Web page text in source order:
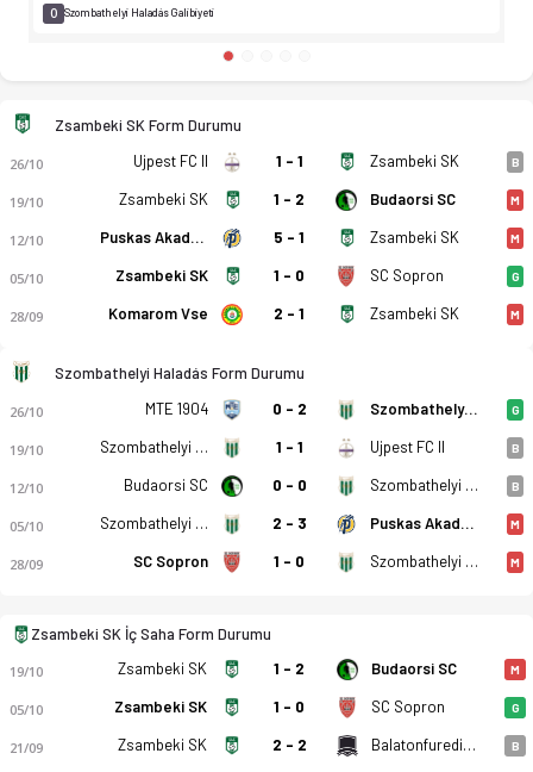
Zsambeki SK - Szombathelyi Haladás 0-4 bitti. Gol anları,
0 Szombathelyi Haladás Galibiyeti
Zsambeki SK Form Durumu
26/10 Ujpest FC II 1 - 1 Zsambeki SK B
19/10 Zsambeki SK 1 - 2 Budaorsi SC M
12/10 Puskas Akademia II 5 - 1 Zsambeki SK M
05/10 Zsambeki SK 1 - 0 SC Sopron G
28/09 Komarom Vse 2 - 1 Zsambeki SK M
Szombathelyi Haladás Form Durumu
26/10 MTE 1904 0 - 2 Szombathelyi Haladás G
19/10 Szombathelyi Haladás 1 - 1 Ujpest FC II B
12/10 Budaorsi SC 0 - 0 Szombathelyi Haladás B
05/10 Szombathelyi Haladás 2 - 3 Puskas Akademia II M
28/09 SC Sopron 1 - 0 Szombathelyi Haladás M
Zsambeki SK İç Saha Form Durumu
19/10 Zsambeki SK 1 - 2 Budaorsi SC M
05/10 Zsambeki SK 1 - 0 SC Sopron G
21/09 Zsambeki SK 2 - 2 Balatonfuredi FC B